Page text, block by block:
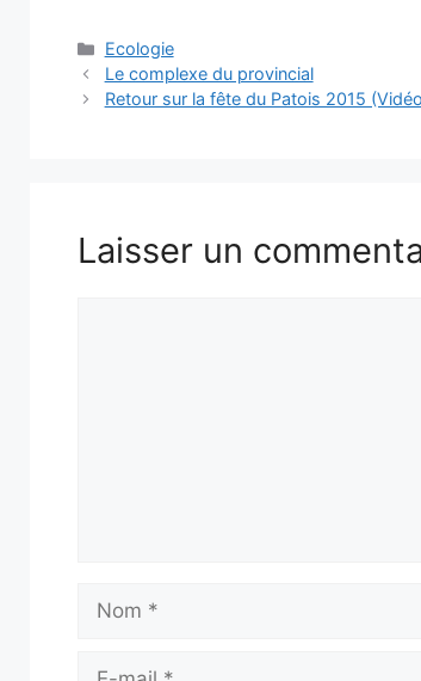
Catégories
Ecologie
Le complexe du provincial
Retour sur la fête du Patois 2015
Laisser un
Nom